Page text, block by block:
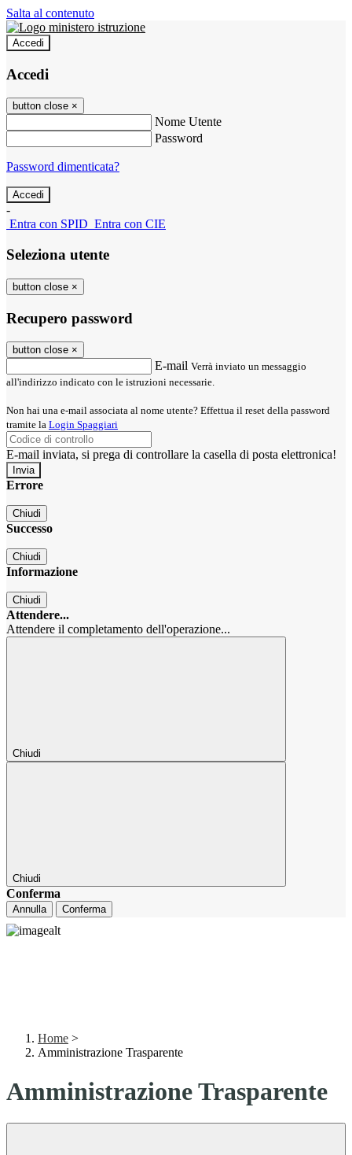
Salta al contenuto
Accedi
Accedi
button close ×
Nome Utente
Password
Password dimenticata?
-
Entra con SPID Entra con CIE
Seleziona utente
button close ×
Recupero password
button close ×
E-mail Verrà inviato un messaggio
all'indirizzo indicato con le istruzioni necessarie.
Non hai una e-mail associata al nome utente? Effettua il reset della password
tramite la Login Spaggiari
E-mail inviata, si prega di controllare la casella di posta elettronica!
Errore
Chiudi
Successo
Chiudi
Informazione
Chiudi
Attendere...
Attendere il completamento dell'operazione...
Chiudi
Chiudi
Conferma
Annulla Conferma
Home >
Amministrazione Trasparente
Amministrazione Trasparente